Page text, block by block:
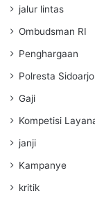
jalur lintas
Ombudsman RI
Penghargaan
Polresta Sidoarjo
Gaji
Kompetisi
janji
Kampanye
kritik